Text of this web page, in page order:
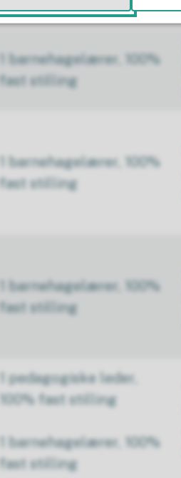
1 barnehagelærer, 100%
fast stilling
1 barnehagelærer, 100%
fast stilling
1 barnehagelærer, 100%
fast stilling
1 pedagogiske leder,
100% fast stilling
1 barnehagelærer, 100%
fast stilling